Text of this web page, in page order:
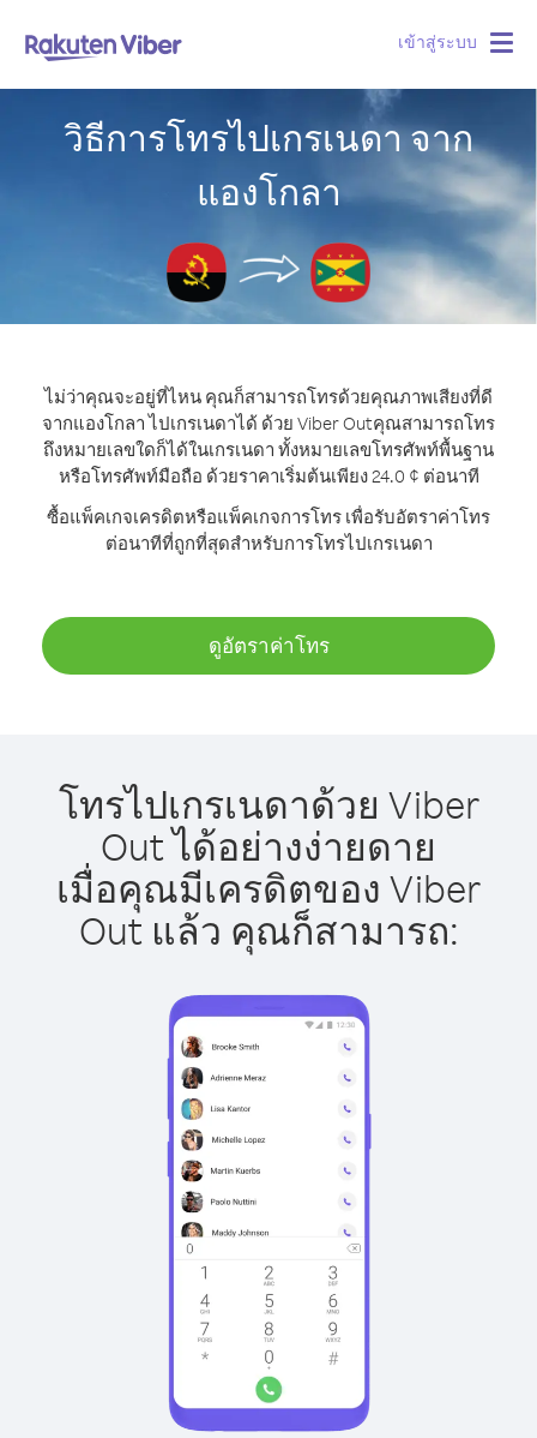
เข้าสู่ระบบ
วิธีการโทรไปเกรเนดา จาก
แองโกลา
ไม่ว่าคุณจะอยู่ที่ไหน คุณก็สามารถโทรด้วยคุณภาพเสียงที่ดี
จากแองโกลา ไปเกรเนดาได้ ด้วย Viber Outคุณสามารถโทร
ถึงหมายเลขใดก็ได้ในเกรเนดา ทั้งหมายเลขโทรศัพท์พื้นฐาน
หรือโทรศัพท์มือถือ ด้วยราคาเริ่มต้นเพียง 24.0 ¢ ต่อนาที
ซื้อแพ็คเกจเครดิตหรือแพ็คเกจการโทร เพื่อรับอัตราค่าโทร
ต่อนาทีที่ถูกที่สุดสำหรับการโทรไปเกรเนดา
ดูอัตราค่าโทร
โทรไปเกรเนดาด้วย Viber
Out ได้อย่างง่ายดาย
เมื่อคุณมีเครดิตของ Viber
Out แล้ว คุณก็สามารถ: